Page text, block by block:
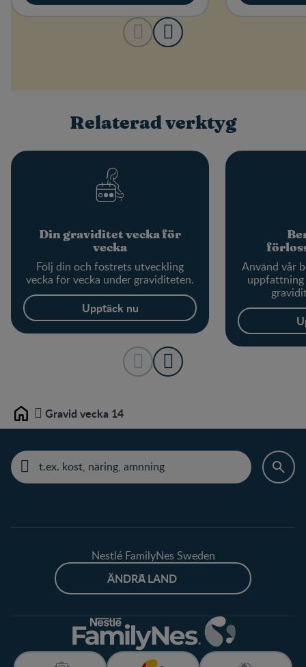
Relaterad verktyg
Din graviditet vecka för
vecka
Följ din och fostrets utveckling
vecka för vecka under graviditeten.
Upptäck nu
Använd vår
Home Gravid vecka 14
Nestlé FamilyNes Sweden
ÄNDRA LAND